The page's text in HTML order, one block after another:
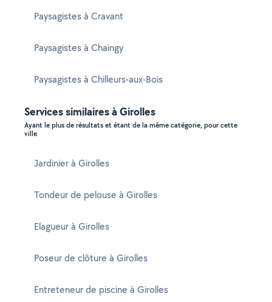
Paysagistes à Cravant
Paysagistes à Chaingy
Paysagistes à Chilleurs-aux-Bois
Services similaires à Girolles
Ayant le plus de résultats et étant de la même catégorie, pour cette
ville
Jardinier à Girolles
Tondeur de pelouse à Girolles
Elagueur à Girolles
Poseur de clôture à Girolles
Entreteneur de piscine à Girolles